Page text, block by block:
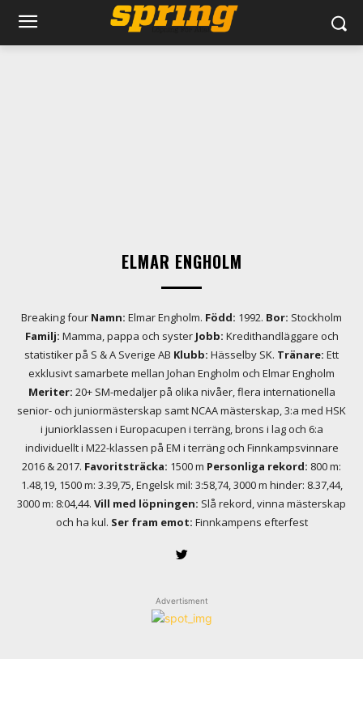
ELMAR ENGHOLM
Breaking four Namn: Elmar Engholm. Född: 1992. Bor: Stockholm
Familj: Mamma, pappa och syster Jobb: Kredithandläggare och
statistiker på S & A Sverige AB Klubb: Hässelby SK. Tränare: Ett
exklusivt samarbete mellan Johan Engholm och Elmar Engholm
Meriter: 20+ SM-medaljer på olika nivåer, flera internationella
senior- och juniormästerskap samt NCAA mästerskap, 3:a med HSK
i juniorklassen i Europacupen i terräng, brons i lag och 6:a
individuellt i M22-klassen på EM i terräng och Finnkampsvinnare
2016 & 2017. Favoritsträcka: 1500 m Personliga rekord: 800 m:
1.48,19, 1500 m: 3.39,75, Engelsk mil: 3:58,74, 3000 m hinder: 8.37,44,
3000 m: 8:04,44. Vill med löpningen: Slå rekord, vinna mästerskap
och ha kul. Ser fram emot: Finnkampens efterfest
Advertisment